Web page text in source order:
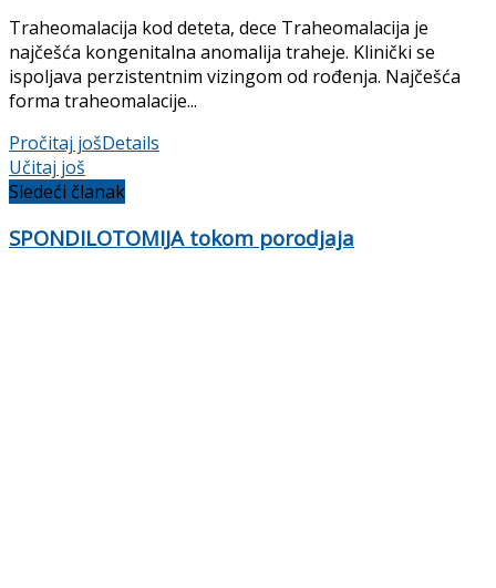
Traheomalacija kod deteta, dece Traheomalacija je
najčešća kongenitalna anomalija traheje. Klinički se
ispoljava perzistentnim vizingom od rođenja. Najčešća
forma traheomalacije...
Pročitaj jošDetails
Učitaj još
Sledeći članak
SPONDILOTOMIJA tokom porodjaja